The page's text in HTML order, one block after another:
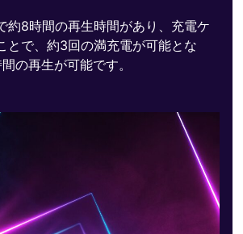
約8時間の再生時間があり、充電ケ
とで、約3回の満充電が可能とな
の再生が可能です。